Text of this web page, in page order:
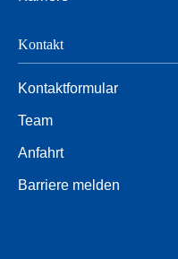
Kontakt
Kontaktformular
Team
Anfahrt
Barriere melden